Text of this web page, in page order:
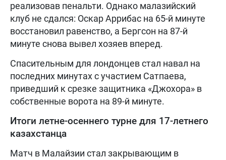
реализовав пенальти. Однако малазийский
клуб не сдался: Оскар Аррибас на 65-й минуте
восстановил равенство, а Бергсон на 87-й
минуте снова вывел хозяев вперед.
Спасительным для лондонцев стал навал на
последних минутах с участием Сатпаева,
приведший к срезке защитника «Джохора» в
собственные ворота на 89-й минуте.
Итоги летне-осеннего турне для 17-летнего
казахстанца
Матч в Малайзии стал закрывающим в